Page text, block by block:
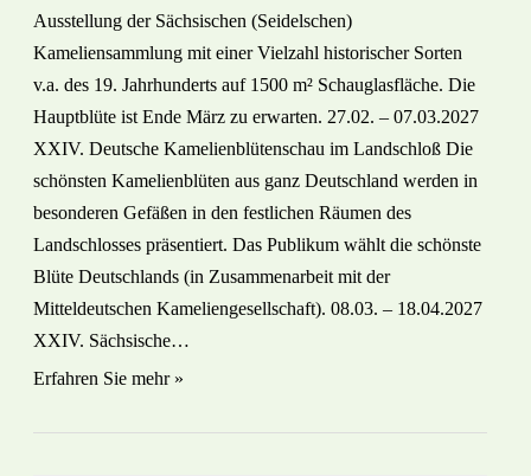
Ausstellung der Sächsischen (Seidelschen)
Kameliensammlung mit einer Vielzahl historischer Sorten
v.a. des 19. Jahrhunderts auf 1500 m² Schauglasfläche. Die
Hauptblüte ist Ende März zu erwarten. 27.02. – 07.03.2027
XXIV. Deutsche Kamelienblütenschau im Landschloß Die
schönsten Kamelienblüten aus ganz Deutschland werden in
besonderen Gefäßen in den festlichen Räumen des
Landschlosses präsentiert. Das Publikum wählt die schönste
Blüte Deutschlands (in Zusammenarbeit mit der
Mitteldeutschen Kameliengesellschaft). 08.03. – 18.04.2027
XXIV. Sächsische…
Erfahren Sie mehr »